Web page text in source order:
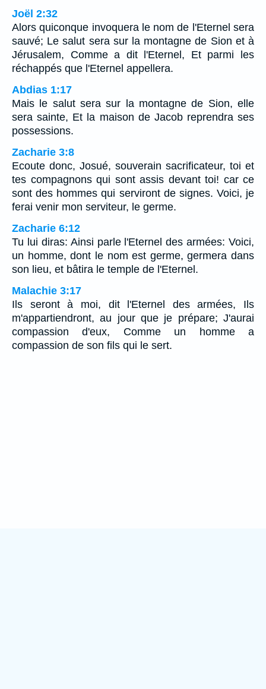
Joël 2:32
Alors quiconque invoquera le nom de l'Eternel sera
sauvé; Le salut sera sur la montagne de Sion et à
Jérusalem, Comme a dit l'Eternel, Et parmi les
réchappés que l'Eternel appellera.
Abdias 1:17
Mais le salut sera sur la montagne de Sion, elle
sera sainte, Et la maison de Jacob reprendra ses
possessions.
Zacharie 3:8
Ecoute donc, Josué, souverain sacrificateur, toi et
tes compagnons qui sont assis devant toi! car ce
sont des hommes qui serviront de signes. Voici, je
ferai venir mon serviteur, le germe.
Zacharie 6:12
Tu lui diras: Ainsi parle l'Eternel des armées: Voici,
un homme, dont le nom est germe, germera dans
son lieu, et bâtira le temple de l'Eternel.
Malachie 3:17
Ils seront à moi, dit l'Eternel des armées, Ils
m'appartiendront, au jour que je prépare; J'aurai
compassion d'eux, Comme un homme a
compassion de son fils qui le sert.